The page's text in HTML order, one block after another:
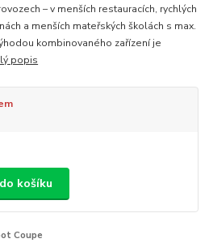
– v menších restauracích, rychlých
a menších mateřských školách s max.
kombinovaného zařízení je
popis
košíku
Coupe